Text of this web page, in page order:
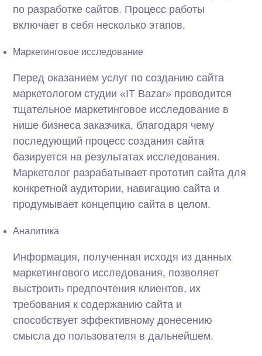
по разработке сайтов. Процесс работы
включает в себя несколько этапов.
Маркетинговое исследование
Перед оказанием услуг по созданию сайта
маркетологом студии «IT Bazar» проводится
тщательное маркетинговое исследование в
нише бизнеса заказчика, благодаря чему
последующий процесс создания сайта
базируется на результатах исследования.
Маркетолог разрабатывает прототип сайта для
конкретной аудитории, навигацию сайта и
продумывает концепцию сайта в целом.
Аналитика
Информация, полученная исходя из данных
маркетингового исследования, позволяет
выстроить предпочтения клиентов, их
требования к содержанию сайта и
способствует эффективному донесению
смысла до пользователя в дальнейшем.